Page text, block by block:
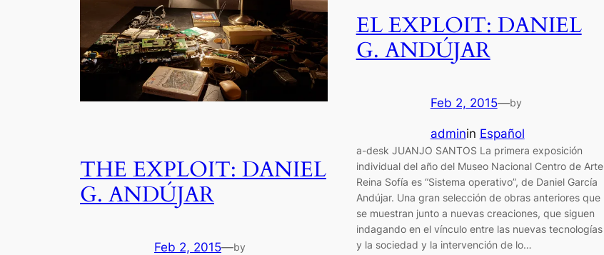
THE EXPLOIT: DANIEL
G. ANDÚJAR
Feb 2, 2015—by
EL EXPLOIT: DANIEL
G. ANDÚJAR
Feb 2, 2015—by
adminin Español
a-desk JUANJO SANTOS La primera exposición
individual del año del Museo Nacional Centro de Arte
Reina Sofía es “Sistema operativo”, de Daniel García
Andújar. Una gran selección de obras anteriores que
se muestran junto a nuevas creaciones, que siguen
indagando en el vínculo entre las nuevas tecnologías
y la sociedad y la intervención de lo…